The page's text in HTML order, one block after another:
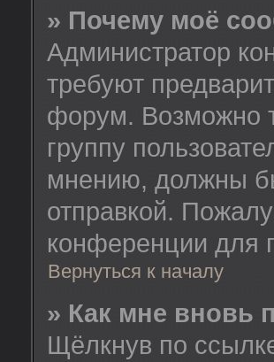
» Почему моё
Администратор
требуют
форум. Возможно
группу
мнению, должны
отправкой.
конференции для
Вернуться к началу
» Как мне вновь
Щёлкнув по